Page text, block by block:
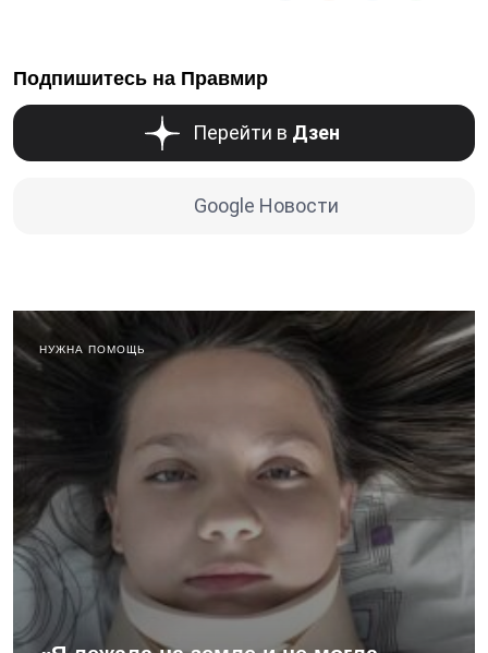
Подпишитесь на Правмир
Перейти в Дзен
Google Новости
НУЖНА ПОМОЩЬ